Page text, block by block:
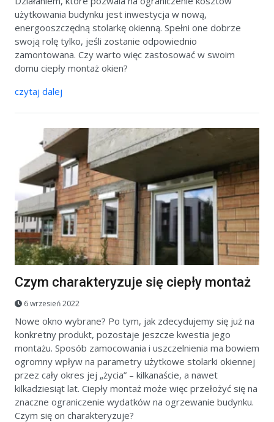
użytkowania budynku jest inwestycja w nową,
energooszczędną stolarkę okienną. Spełni one dobrze
swoją rolę tylko, jeśli zostanie odpowiednio
zamontowana. Czy warto więc zastosować w swoim
domu ciepły montaż okien?
czytaj dalej
Czym charakteryzuje się ciepły montaż
6 wrzesień 2022
Nowe okno wybrane? Po tym, jak zdecydujemy się już na
konkretny produkt, pozostaje jeszcze kwestia jego
montażu. Sposób zamocowania i uszczelnienia ma bowiem
ogromny wpływ na parametry użytkowe stolarki okiennej
przez cały okres jej „życia” – kilkanaście, a nawet
kilkadziesiąt lat. Ciepły montaż może więc przełożyć się na
znaczne ograniczenie wydatków na ogrzewanie budynku.
Czym się on charakteryzuje?